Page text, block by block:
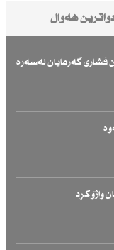
هەواڵ
گەرمایان لەسەرە
واژۆكرد